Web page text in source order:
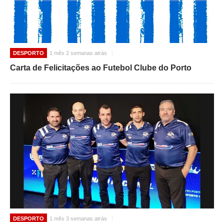
DESPORTO 1 mês 2 semanas atrás
Carta de Felicitações ao Futebol Clube do Porto
DESPORTO 1 mês 3 semanas atrás